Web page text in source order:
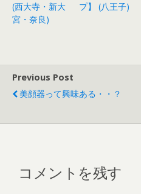
(西大寺・新大
宮・奈良)
プ】 (八王子)
Previous Post
美顔器って興味ある・・？
コメントを残す